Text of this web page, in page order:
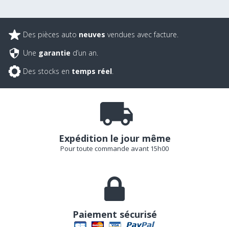
Des pièces auto neuves vendues avec facture.
Une garantie d’un an.
Des stocks en temps réel.
Expédition le jour même
Pour toute commande avant 15h00
Paiement sécurisé